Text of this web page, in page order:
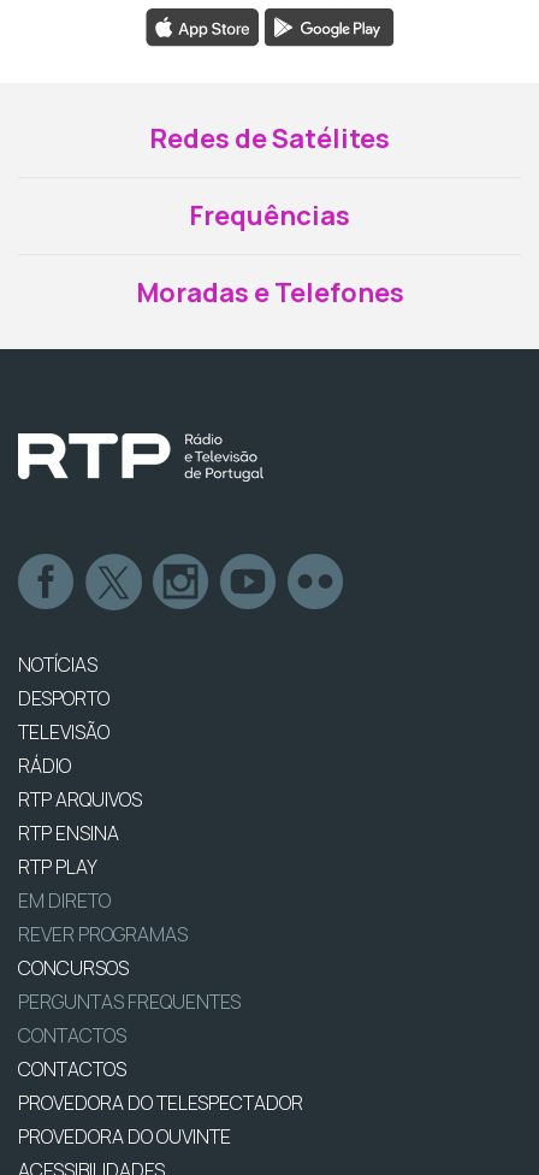
Redes de Satélites
Frequências
Moradas e Telefones
NOTÍCIAS
DESPORTO
TELEVISÃO
RÁDIO
RTP ARQUIVOS
RTP ENSINA
RTP PLAY
EM DIRETO
REVER PROGRAMAS
CONCURSOS
PERGUNTAS FREQUENTES
CONTACTOS
CONTACTOS
PROVEDORA DO TELESPECTADOR
PROVEDORA DO OUVINTE